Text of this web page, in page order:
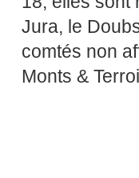
Jura, le
comtés non
Monts &